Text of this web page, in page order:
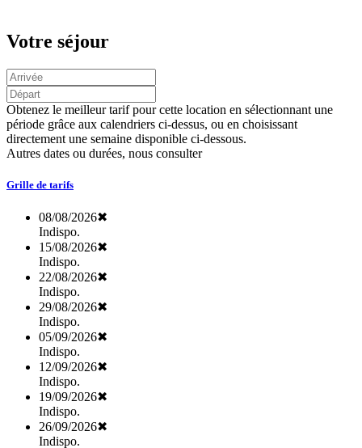
Votre séjour
Obtenez le meilleur tarif pour cette location en sélectionnant une
période grâce aux calendriers ci-dessus, ou en choisissant
directement une semaine disponible ci-dessous.
Autres dates ou durées, nous consulter
Grille de tarifs
08/08/2026✖
Indispo.
15/08/2026✖
Indispo.
22/08/2026✖
Indispo.
29/08/2026✖
Indispo.
05/09/2026✖
Indispo.
12/09/2026✖
Indispo.
19/09/2026✖
Indispo.
26/09/2026✖
Indispo.